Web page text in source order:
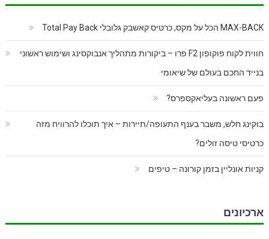
MAX-BACK הכל על מקס, כרטיס קאשבק גלובלי Total Pay Back
חווית לקוח פוקופון F2 פרו – ביקורות מתהליך אנבוקסינג ושימוש ראשוני
בנייד החכם בעולם של שיאומי
פעם ראשונה בעליאקספרס?
בוקינג חלש, משבר בענף התעופה/תיירות – איך תוכלו להרוויח מזה
כרטיסי טיסה זולים?
קניות אונליין בזמן קורונה – טיפים
ארכיונים